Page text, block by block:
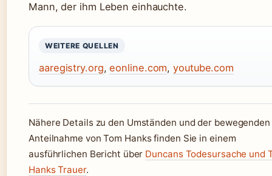
Mann, der ihm Leben einhauchte.
WEITERE QUELLEN
aaregistry.org,eonline.com,youtube.com
Nähere Details zu den Umständen und der bewegenden
Anteilnahme von Tom Hanks finden Sie in einem
ausführlichen Bericht über Duncans Todesursache und
Hanks Trauer.